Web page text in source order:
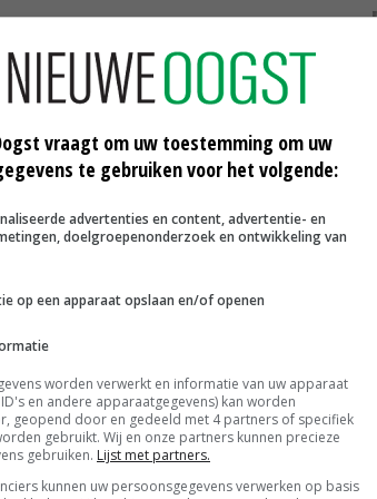
nood erg hoog is. 'Geld lenen via de
te lossen.'
met forse veldmuizenschade op 1
vraagt om uw toestemming om uw
te gebruiken voor het volgende:
advertenties en content, advertentie- en
doelgroepenonderzoek en ontwikkeling van
op een apparaat opslaan en/of openen
worden verwerkt en informatie van uw apparaat
en andere apparaatgegevens) kan worden
geopend door en gedeeld met 4 partners of specifiek
gebruikt. Wij en onze partners kunnen precieze
gebruiken. Lijst met partners.
kunnen uw persoonsgegevens verwerken op basis